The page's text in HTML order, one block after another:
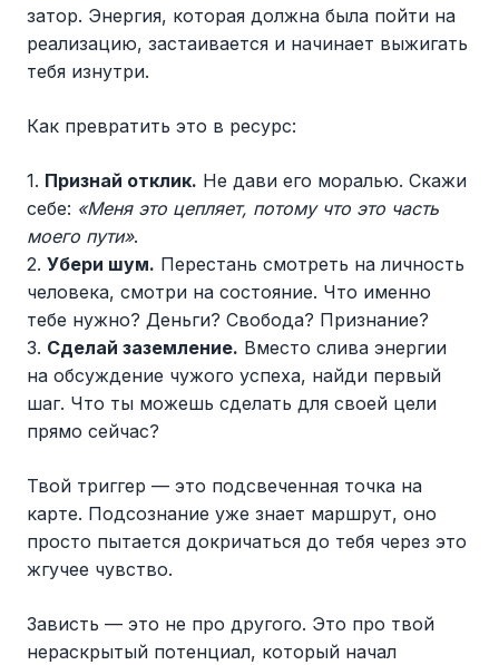
затор. Энергия, которая должна была пойти на
реализацию, застаивается и начинает выжигать
тебя изнутри.
Как превратить это в ресурс:
1. Признай отклик. Не дави его моралью. Скажи
себе: «Меня это цепляет, потому что это часть
моего пути».
2. Убери шум. Перестань смотреть на личность
человека, смотри на состояние. Что именно
тебе нужно? Деньги? Свобода? Признание?
3. Сделай заземление. Вместо слива энергии
на обсуждение чужого успеха, найди первый
шаг. Что ты можешь сделать для своей цели
прямо сейчас?
Твой триггер — это подсвеченная точка на
карте. Подсознание уже знает маршрут, оно
просто пытается докричаться до тебя через это
жгучее чувство.
Зависть — это не про другого. Это про твой
нераскрытый потенциал, который начал